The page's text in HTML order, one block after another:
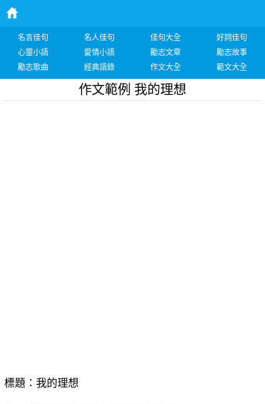
名言佳句 名人佳句 佳句大全
好詞佳句
心靈小語
愛情小語 勵志文章
勵志故事
勵志歌曲
經典語錄 作文大全 範文大全
作文範例 我的理想
標題：我的理想